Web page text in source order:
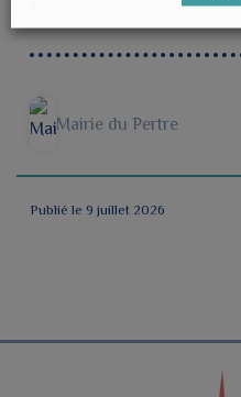
Mairie du Pertre
Publié le 9 juillet 2026